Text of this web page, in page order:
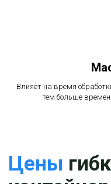
Влияет на время
тем больше
истовой